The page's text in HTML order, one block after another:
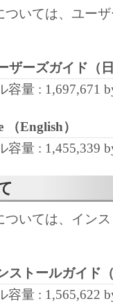
「キヤノン製品
ピューター（以
「本ソフトウェ
ルすること、ま
、アクセスする
して許諾します
ークを通じて接
ピューターの使
させることがで
に本契約書上の
の履行に関し全
いては、ユー
ザーズガイド（
容量 : 1,697,671
English）
容量 : 1,455,339
ついては、イン
ストールガイド
容量 : 1,565,622